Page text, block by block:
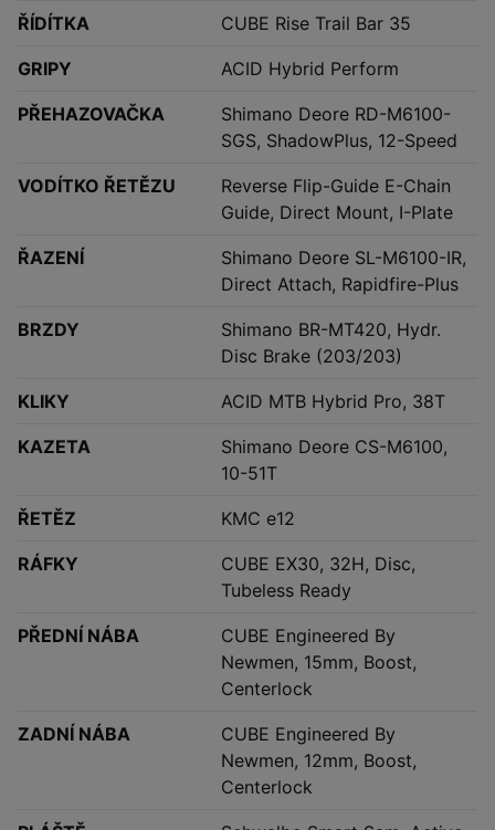
ŘÍDÍTKA CUBE Rise Trail Bar 35
GRIPY ACID Hybrid Perform
PŘEHAZOVAČKA
Shimano Deore RD-M6100-
SGS, ShadowPlus, 12-Speed
VODÍTKO ŘETĚZU
Reverse Flip-Guide E-Chain
Guide, Direct Mount, I-Plate
ŘAZENÍ
Shimano Deore SL-M6100-IR,
Direct Attach, Rapidfire-Plus
BRZDY
Shimano BR-MT420, Hydr.
Disc Brake (203/203)
KLIKY ACID MTB Hybrid Pro, 38T
KAZETA
Shimano Deore CS-M6100,
10-51T
ŘETĚZ KMC e12
RÁFKY
CUBE EX30, 32H, Disc,
Tubeless Ready
PŘEDNÍ NÁBA
CUBE Engineered By
Newmen, 15mm, Boost,
Centerlock
ZADNÍ NÁBA
CUBE Engineered By
Newmen, 12mm, Boost,
Centerlock